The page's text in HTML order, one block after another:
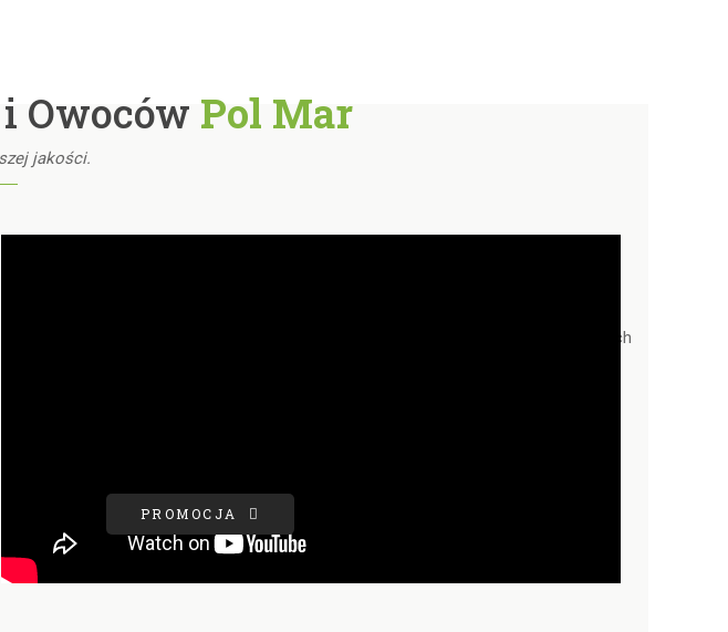
W celu zapoznania się ze szczegółami promocji sezonowych
PROMOCJA
Owoców Pol Mar
jakości.